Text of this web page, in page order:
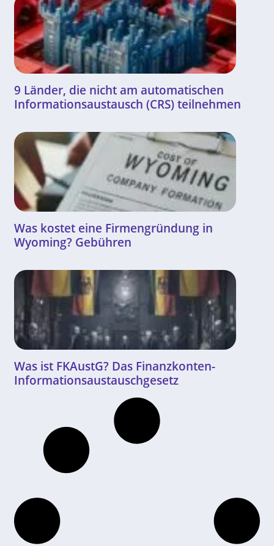
9 Länder, die nicht am automatischen
Informationsaustausch (CRS) teilnehmen
Was kostet eine Firmengründung in
Wyoming? Gebühren
Was ist FKAustG? Das Finanzkonten-
Informationsaustauschgesetz